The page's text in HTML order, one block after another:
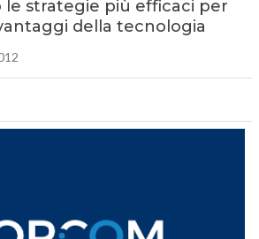
le strategie più efficaci per
della tecnologia